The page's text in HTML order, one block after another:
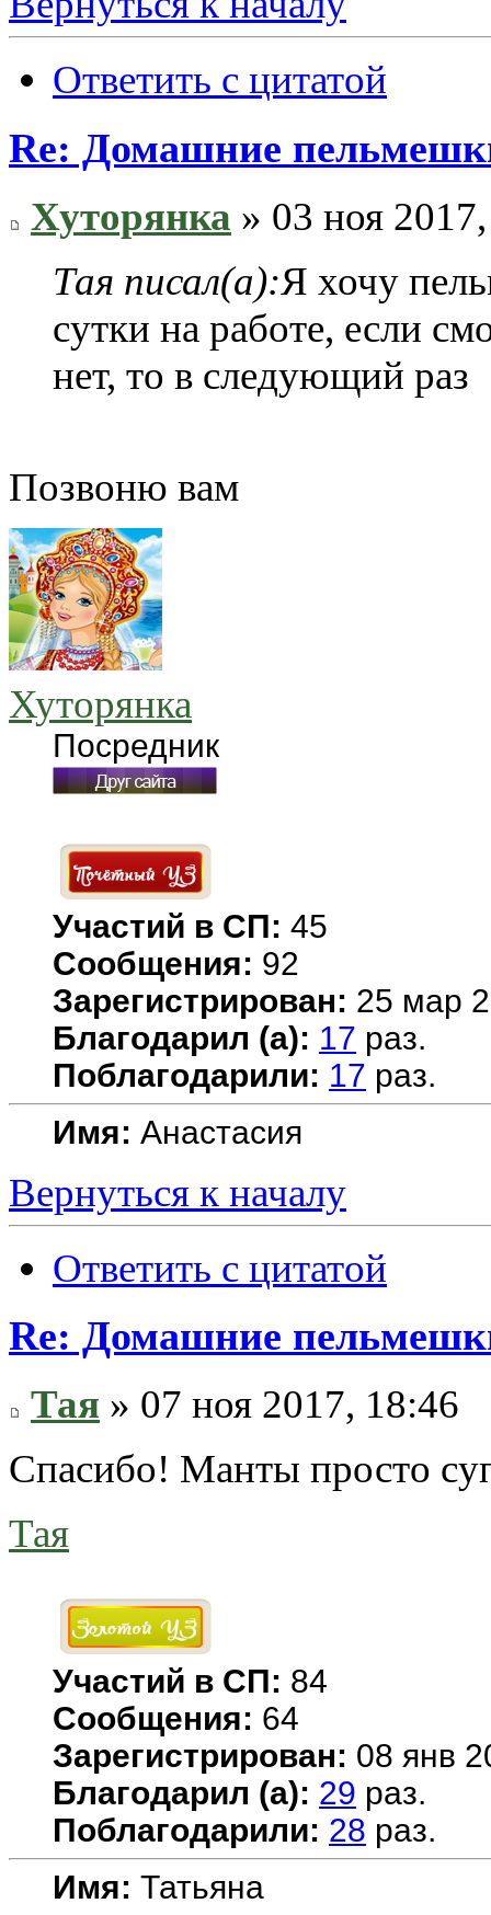
Ответить с цитатой
Re: Домашние
Хуторянка » 03 ноя
Тая писал(а):Я хочу
сутки на работе, если
нет, то в следующий раз
Позвоню вам
Хуторянка
Посредник
Участий в СП: 45
Сообщения: 92
Зарегистрирован: 25 мар
Благодарил (а): 17 раз.
Поблагодарили: 17 раз.
Имя: Анастасия
Вернуться к началу
Ответить с цитатой
Re: Домашние
Тая » 07 ноя 2017, 18:46
Спасибо! Манты просто
Тая
Участий в СП: 84
Сообщения: 64
Зарегистрирован: 08 янв
Благодарил (а): 29 раз.
Поблагодарили: 28 раз.
Имя: Татьяна